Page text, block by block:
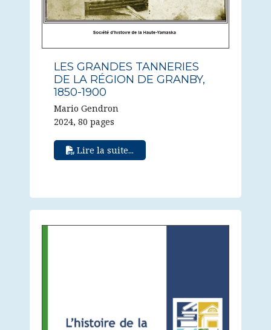
LES GRANDES TANNERIES
DE LA RÉGION DE GRANBY,
1850-1900
Mario Gendron
2024, 80 pages
Lire la suite...